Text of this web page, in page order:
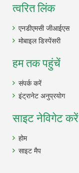
त्वरित लिंक
एनडीएमसी जीआईएस
मोबाइल डिस्पेंसरी
हम तक पहुंचें
संपर्क करें
इंट्रानेट अनुप्रयोग
साइट नेविगेट करें
होम
साइट मैप